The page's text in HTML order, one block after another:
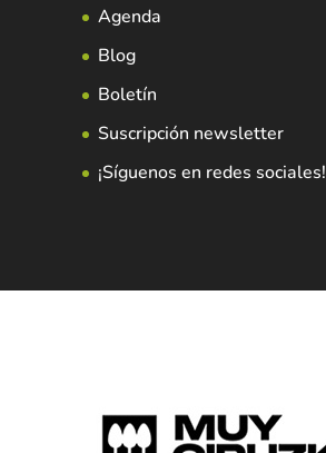
Agenda
Blog
Boletín
Suscripción newsletter
¡Síguenos en redes sociales!